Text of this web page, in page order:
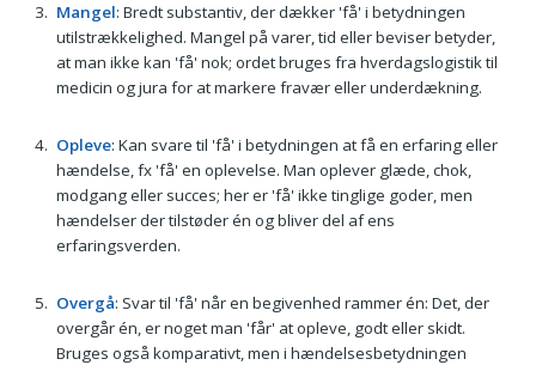
Mangel: Bredt substantiv, der dækker 'få' i betydningen
utilstrækkelighed. Mangel på varer, tid eller beviser betyder,
at man ikke kan 'få' nok; ordet bruges fra hverdagslogistik til
medicin og jura for at markere fravær eller underdækning.
Opleve: Kan svare til 'få' i betydningen at få en erfaring eller
hændelse, fx 'få' en oplevelse. Man oplever glæde, chok,
modgang eller succes; her er 'få' ikke tinglige goder, men
hændelser der tilstøder én og bliver del af ens
erfaringsverden.
Overgå: Svar til 'få' når en begivenhed rammer én: Det, der
overgår én, er noget man 'får' at opleve, godt eller skidt.
Bruges også komparativt, men i hændelsesbetydningen